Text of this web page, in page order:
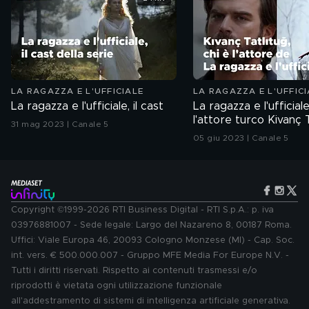
LA RAGAZZA E L'UFFICIALE
La ragazza e l'ufficiale, il cast
31 mag 2023 | Canale 5
LA RAGAZZA E
La ragazza e
l'attore turco Kivanç
05 giu 2023 | Canale 5
Copyright ©1999-2026 RTI Business Digital - RTI S.p.A.: p. iva
03976881007 - Sede legale: Largo del Nazareno 8, 00187 Roma.
Uffici: Viale Europa 46, 20093 Cologno Monzese (MI) - Cap. Soc.
int. vers. € 500.000.007 - Gruppo MFE Media For Europe N.V. -
Tutti i diritti riservati. Rispetto ai contenuti trasmessi e/o
riprodotti è vietata ogni utilizzazione funzionale
all'addestramento di sistemi di intelligenza artificiale generativa.